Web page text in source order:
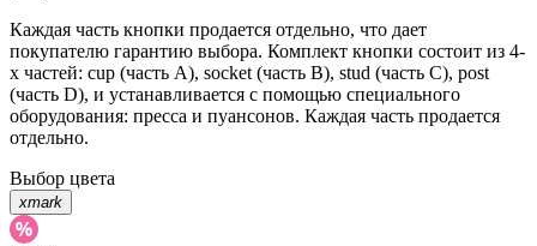
Каждая часть кнопки продается отдельно, что дает
покупателю гарантию выбора. Комплект кнопки состоит из 4-
х частей: cup (часть А), socket (часть В), stud (часть С), post
(часть D), и устанавливается с помощью специального
оборудования: пресса и пуансонов. Каждая часть продается
отдельно.
Выбор цвета
xmark